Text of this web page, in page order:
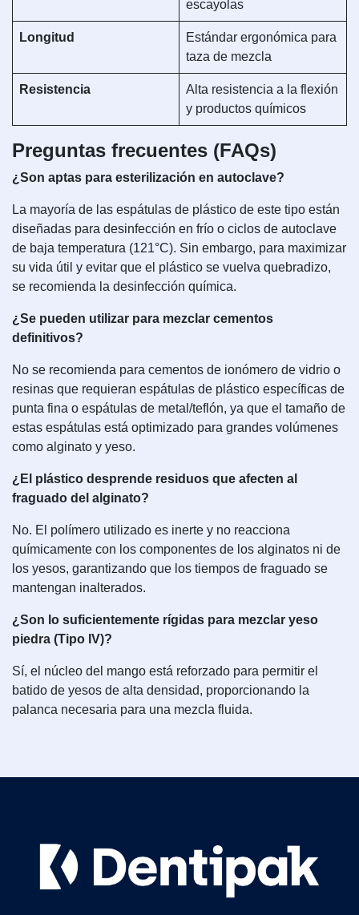
escayolas
Longitud
Estándar ergonómica para
taza de mezcla
Resistencia
Alta resistencia a la flexión
y productos químicos
Preguntas frecuentes (FAQs)
¿Son aptas para esterilización en autoclave?
La mayoría de las espátulas de plástico de este tipo están
diseñadas para desinfección en frío o ciclos de autoclave
de baja temperatura (121°C). Sin embargo, para maximizar
su vida útil y evitar que el plástico se vuelva quebradizo,
se recomienda la desinfección química.
¿Se pueden utilizar para mezclar cementos
definitivos?
No se recomienda para cementos de ionómero de vidrio o
resinas que requieran espátulas de plástico específicas de
punta fina o espátulas de metal/teflón, ya que el tamaño de
estas espátulas está optimizado para grandes volúmenes
como alginato y yeso.
¿El plástico desprende residuos que afecten al
fraguado del alginato?
No. El polímero utilizado es inerte y no reacciona
químicamente con los componentes de los alginatos ni de
los yesos, garantizando que los tiempos de fraguado se
mantengan inalterados.
¿Son lo suficientemente rígidas para mezclar yeso
piedra (Tipo IV)?
Sí, el núcleo del mango está reforzado para permitir el
batido de yesos de alta densidad, proporcionando la
palanca necesaria para una mezcla fluida.